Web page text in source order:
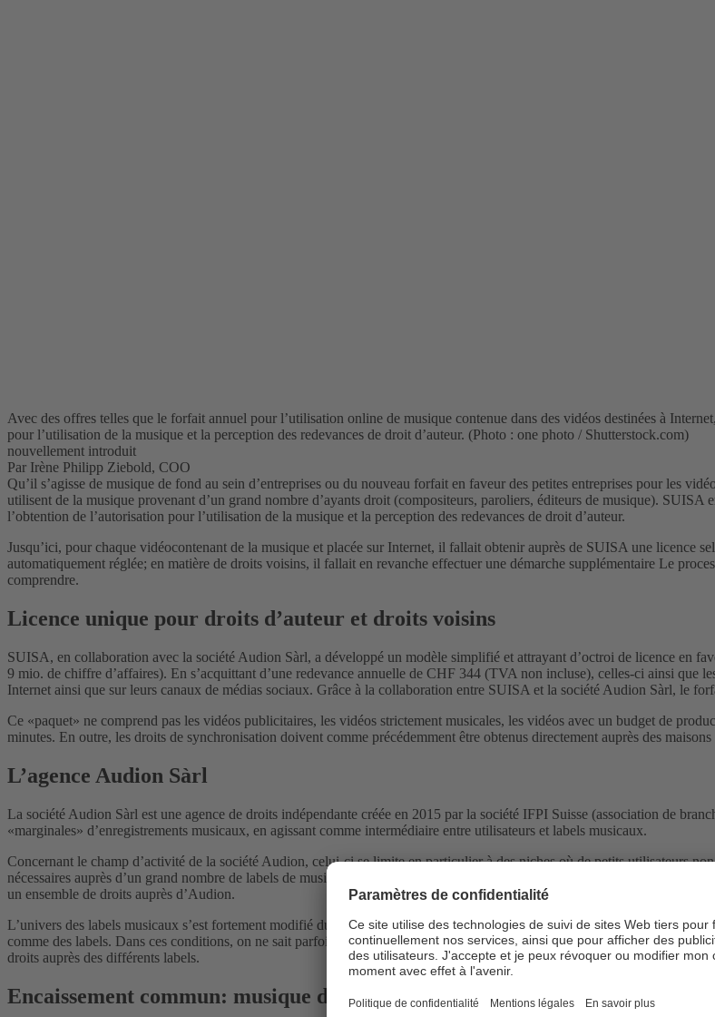
Avec des offres telles que le forfait annuel pour l’utilisation online de musique contenue dans des vidéos destinées à
pour l’utilisation de la musique et la perception des redevances de droit d’auteur. (Photo : one photo / Shutterstock.com)
nouvellement introduit
Par Irène Philipp Ziebold, COO
Qu’il s’agisse de musique de fond au sein d’entreprises ou du nouveau forfait en faveur des petites entreprises pour les
utilisent de la musique provenant d’un grand nombre d’ayants droit (compositeurs, paroliers, éditeurs de musique).
l’obtention de l’autorisation pour l’utilisation de la musique et la perception des redevances de droit d’auteur.
Jusqu’ici, pour chaque vidéocontenant de la musique et placée sur Internet, il fallait obtenir auprès de SUISA une licence
automatiquement réglée; en matière de droits voisins, il fallait en revanche effectuer une démarche supplémentaire Le
comprendre.
Licence unique pour droits d’auteur et droits voisins
SUISA, en collaboration avec la société Audion Sàrl, a développé un modèle simplifié et attrayant d’octroi de licence en
9 mio. de chiffre d’affaires). En s’acquittant d’une redevance annuelle de CHF 344 (TVA non incluse), celles-ci ainsi que
Internet ainsi que sur leurs canaux de médias sociaux. Grâce à la collaboration entre SUISA et la société Audion Sàrl, le
Ce «paquet» ne comprend pas les vidéos publicitaires, les vidéos strictement musicales, les vidéos avec un budget de
minutes. En outre, les droits de synchronisation doivent comme précédemment être obtenus directement auprès des
L’agence Audion Sàrl
La société Audion Sàrl est une agence de droits indépendante créée en 2015 par la société IFPI Suisse (association de
«marginales» d’enregistrements musicaux, en agissant comme intermédiaire entre utilisateurs et labels musicaux.
Concernant le champ d’activité de la société Audion, celui-ci se limite en particulier à des niches où de petits utilisateurs
nécessaires auprès d’un grand nombre de labels de musique. Audion répond ainsi à un besoin des utilisateurs et offre le
un ensemble de droits auprès d’Audion.
L’univers des labels musicaux s’est fortement modifié du fait du développement des possibilités de diffusion et de
comme des labels. Dans ces conditions, on ne sait parfois pas clairement où les droits doivent être obtenus. La société
droits auprès des différents labels.
Encaissement commun: musique d’ambiance et vidéos sur sites Internet